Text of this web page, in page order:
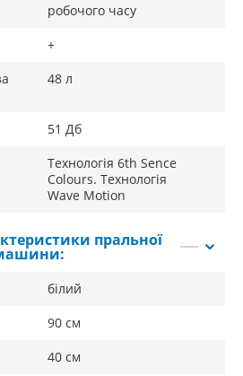
робочого часу
+
48 л
51 Дб
Технологія 6th Sence
Colours. Технологія
Wave Motion
пральної
білий
90 см
40 см